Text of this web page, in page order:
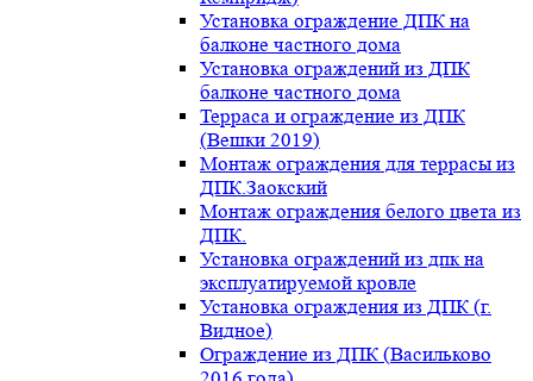
Установка ограждение ДПК на
балконе частного дома
Установка ограждений из ДПК
балконе частного дома
Терраса и ограждение из ДПК
(Вешки 2019)
Монтаж ограждения для террасы из
ДПК.Заокский
Монтаж ограждения белого цвета из
ДПК.
Установка ограждений из дпк на
эксплуатируемой кровле
Установка ограждения из ДПК (г.
Видное)
Ограждение из ДПК (Васильково